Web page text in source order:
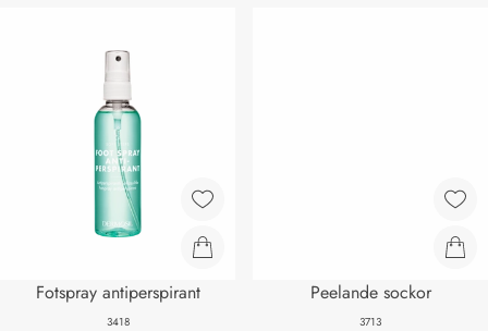
Fotspray antiperspirant
3418
Peelande sockor
3713